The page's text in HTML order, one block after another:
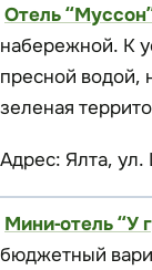
Отель
набережной. К
пресной водой,
зеленая
Адрес: Ялта,
Мини-отель “У
бюджетный